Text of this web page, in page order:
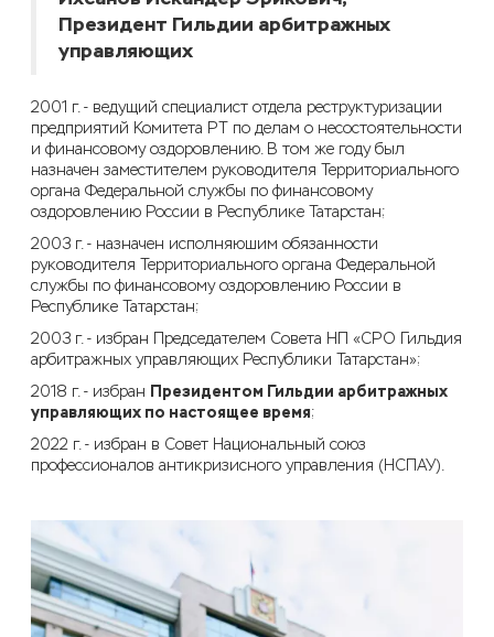
Президент Гильдии арбитражных
управляющих
2001 г. - ведущий специалист отдела реструктуризации
предприятий Комитета РТ по делам о несостоятельности
и финансовому оздоровлению. В том же году был
назначен заместителем руководителя Территориального
органа Федеральной службы по финансовому
оздоровлению России в Республике Татарстан;
2003 г. - назначен исполняюшим обязанности
руководителя Территориального органа Федеральной
службы по финансовому оздоровлению России в
Республике Татарстан;
2003 г. - избран Председателем Совета НП «СРО Гильдия
арбитражных управляющих Республики Татарстан»;
2018 г. - избран Президентом Гильдии арбитражных
управляющих по настоящее время;
2022 г. - избран в Совет Национальный союз
профессионалов антикризисного управления (НСПАУ).